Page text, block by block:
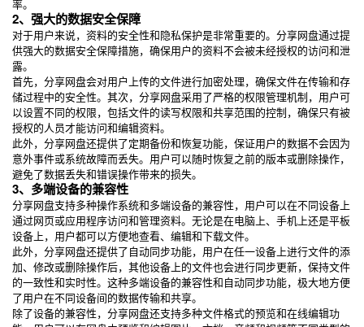
率。
2、强大的数据安全保障
对于用户来说，资料的安全性和隐私保护是非常重要的。分享网盘通过提
供强大的数据安全保障措施，确保用户的资料不会被未经授权的访问和泄
露。
首先，分享网盘会对用户上传的文件进行加密处理，确保文件在传输和存
储过程中的安全性。其次，分享网盘采用了严格的权限管理机制，用户可
以设置不同的权限，包括文件的读写权限和共享范围的控制，确保只有被
授权的人员才能访问和编辑资料。
此外，分享网盘还提供了定期备份和恢复功能，保证用户的数据不会因为
意外事件或系统故障而丢失。用户可以随时恢复之前的版本或删除操作，
避免了数据丢失和错误操作带来的损失。
3、多端设备的兼容性
分享网盘支持多种操作系统和多端设备的兼容性，用户可以在不同设备上
通过网页或应用程序访问和管理资料。无论是在电脑上、手机上还是平板
设备上，用户都可以方便地查看、编辑和下载文件。
此外，分享网盘还提供了自动同步功能，用户在任一设备上进行文件的添
加、修改或删除操作后，其他设备上的文件也会进行同步更新，保持文件
的一致性和实时性。这种多端设备的兼容性和自动同步功能，极大地方便
了用户在不同设备间的数据传输和共享。
除了设备的兼容性，分享网盘还支持多种文件格式的预览和在线编辑功